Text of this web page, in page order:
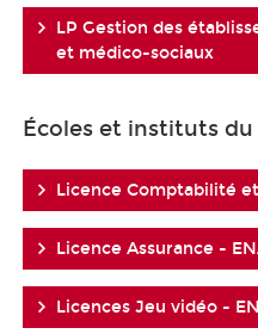
LP Gestion des
et médico-sociaux
Écoles et instituts du
Licence Comptabilité
Licence Assurance -
Licences Jeu vidéo -